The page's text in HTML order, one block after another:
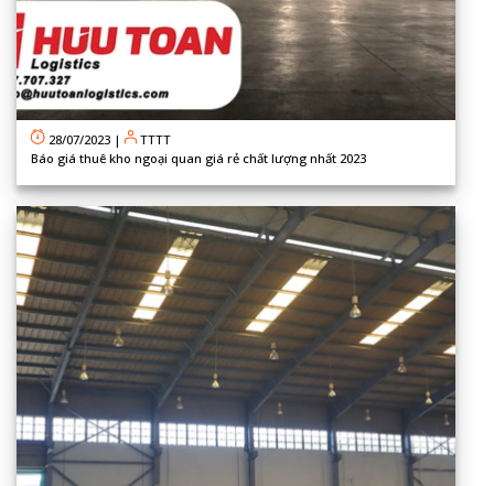
28/07/2023 |
TTTT
Báo giá thuê kho ngoại quan giá rẻ chất lượng nhất 2023